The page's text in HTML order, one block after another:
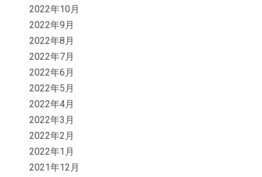
2022年10月
2022年9月
2022年8月
2022年7月
2022年6月
2022年5月
2022年4月
2022年3月
2022年2月
2022年1月
2021年12月